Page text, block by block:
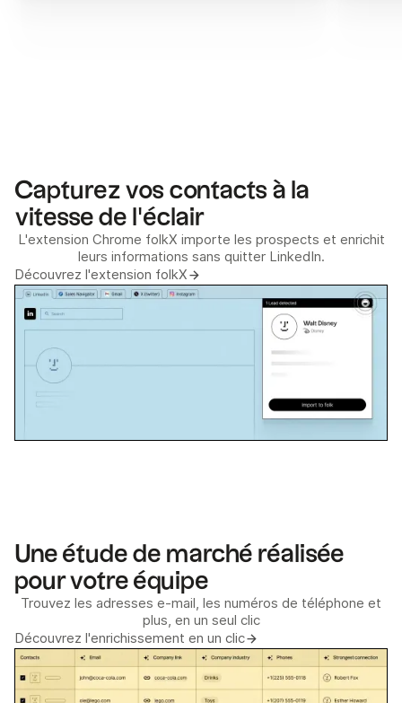
Capturez vos contacts à la
vitesse de l'éclair
L'extension Chrome folkX importe les prospects et enrichit
leurs informations sans quitter LinkedIn.
Découvrez l'extension folkX
Une étude de marché réalisée
pour votre équipe
Trouvez les adresses e-mail, les numéros de téléphone et
plus, en un seul clic
Découvrez l'enrichissement en un clic